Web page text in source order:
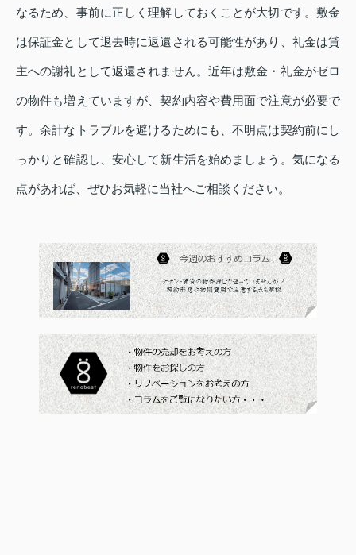
なるため、事前に正しく理解しておくことが大切です。敷金
は保証金として退去時に返還される可能性があり、礼金は貸
主への謝礼として返還されません。近年は敷金・礼金がゼロ
の物件も増えていますが、契約内容や費用面で注意が必要で
す。余計なトラブルを避けるためにも、不明点は契約前にし
っかりと確認し、安心して新生活を始めましょう。気になる
点があれば、ぜひお気軽に当社へご相談ください。